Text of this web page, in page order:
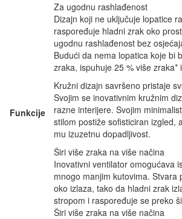
Funkcije
Za ugodnu rashlađenost
Dizajn koji ne uključuje lopatice
raspoređuje hladni zrak oko
ugodnu rashlađenost bez
Budući da nema lopatica koje bi
zraka, ispuhuje 25 % više zraka*
Kružni dizajn savršeno pristaje
Svojim se inovativnim kružnim
razne interijere. Svojim
stilom postiže sofisticiran izgled,
mu izuzetnu dopadljivost.
Širi više zraka na više načina
Inovativni ventilator omogućava
mnogo manjim kutovima. Stvara
oko izlaza, tako da hladni zrak
stropom i raspoređuje se preko
Širi više zraka na više načina